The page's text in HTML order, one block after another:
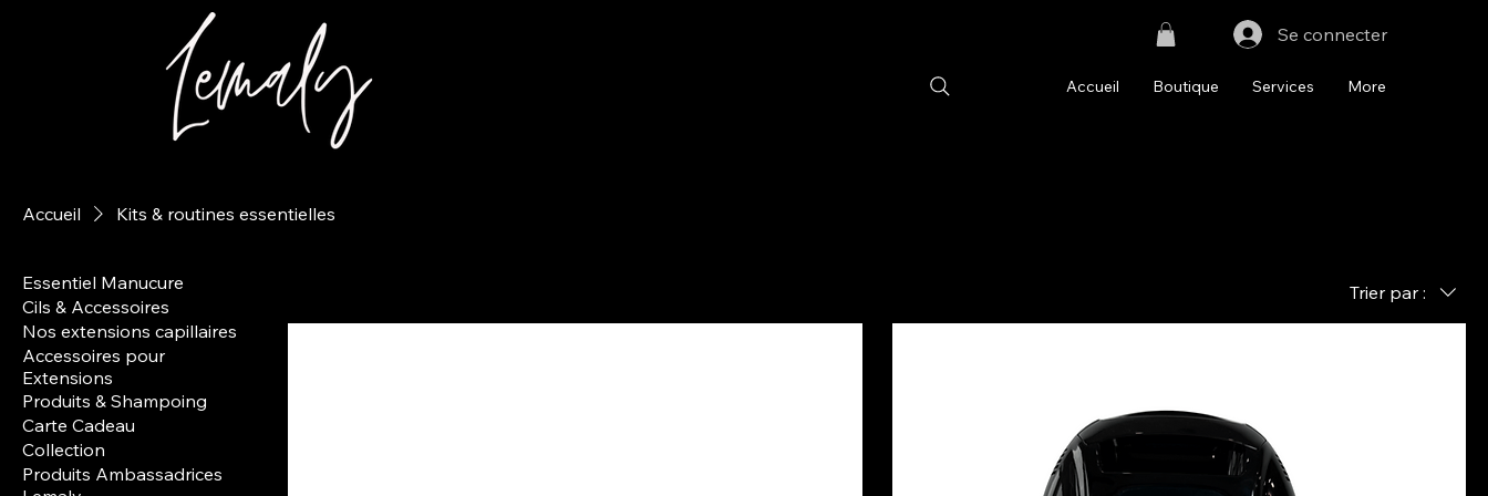
Se connecter
Accueil Boutique Services More
Accueil Kits & routines essentielles
Essentiel Manucure
Cils & Accessoires
Nos extensions capillaires
Accessoires pour
Extensions
Produits & Shampoing
Carte Cadeau
Collection
Produits Ambassadrices
Trier par :